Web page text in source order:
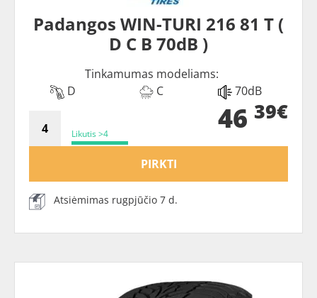
Padangos WIN-TURI 216 81 T (
D C B 70dB )
Tinkamumas modeliams:
D
C 70dB
Likutis >4 46 39€
PIRKTI
Atsiėmimas rugpjūčio 7 d.